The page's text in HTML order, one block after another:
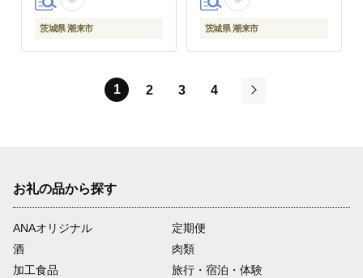
プレゼント
茨城県 潮来市
茨城県 潮来市 (A23-
015)
茨城県 潮来市
1 2 3
4
お礼の品から探す
ANAオリジナル
定期便
酒
肉類
加工食品
旅行・宿泊・体験